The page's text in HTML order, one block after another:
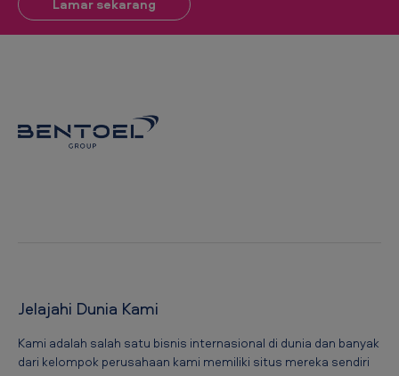
Lamar sekarang
Jelajahi Dunia Kami
Kami adalah salah satu bisnis internasional di dunia dan banyak
dari kelompok perusahaan kami memiliki situs mereka sendiri